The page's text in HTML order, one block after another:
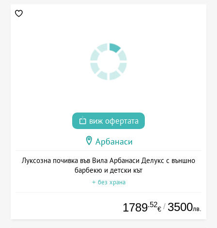
виж офертата
Арбанаси
Луксозна почивка във Вила Арбанаси Делукс с външно
барбекю и детски кът
+ без храна
1789.52
€ / 3500лв.